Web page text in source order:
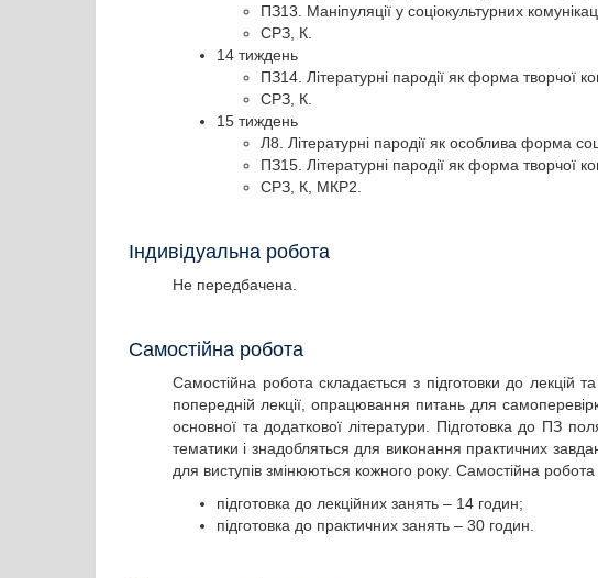
ПЗ13. Маніпуляції у соціокультурних
СРЗ, К.
14 тиждень
ПЗ14. Літературні пародії як форма творчої
СРЗ, К.
15 тиждень
Л8. Літературні пародії як особлива форма
ПЗ15. Літературні пародії як форма творчої
СРЗ, К, МКР2.
Індивідуальна робота
Не передбачена.
Самостійна робота
Самостійна робота складається з підготовки до лекцій
попередній лекції, опрацювання питань для
основної та додаткової літератури. Підготовка до ПЗ
тематики і знадобляться для виконання практичних
для виступів змінюються кожного року. Самостійна
підготовка до лекційних занять – 14 годин;
підготовка до практичних занять – 30 годин.